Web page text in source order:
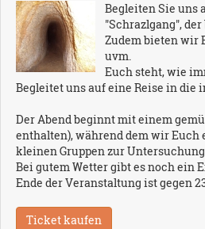
Begleiten Sie uns
"Schrazlgang",
Zudem bieten wir
uvm.
Euch steht, wie
Begleitet uns auf eine Reise in die
Der Abend beginnt mit einem
enthalten), während dem wir Euch
kleinen Gruppen zur
Bei gutem Wetter gibt es noch ein
Ende der Veranstaltung ist gegen